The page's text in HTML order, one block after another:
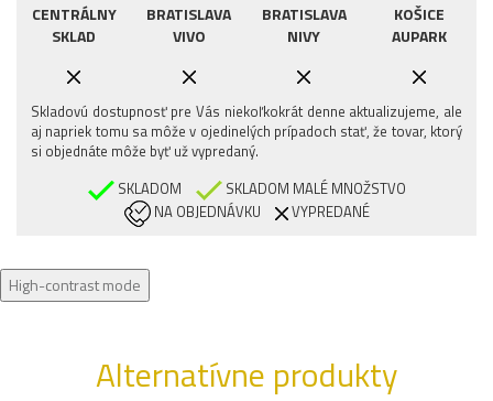
CENTRÁLNY
SKLAD
BRATISLAVA
VIVO
BRATISLAVA
NIVY
KOŠICE
AUPARK
Skladovú dostupnosť pre Vás niekoľkokrát denne aktualizujeme, ale
aj napriek tomu sa môže v ojedinelých prípadoch stať, že tovar, ktorý
si objednáte môže byť už vypredaný.
SKLADOM
SKLADOM MALÉ MNOŽSTVO
NA OBJEDNÁVKU
VYPREDANÉ
High-contrast mode
Alternatívne produkty